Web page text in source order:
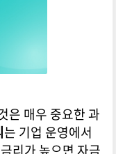
은 매우 중요한 과
는 기업 운영에서